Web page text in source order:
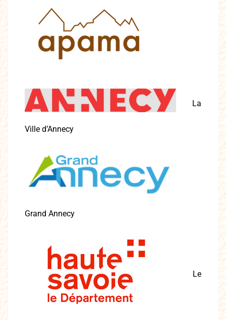
La
Ville d’Annecy
Grand Annecy
Le